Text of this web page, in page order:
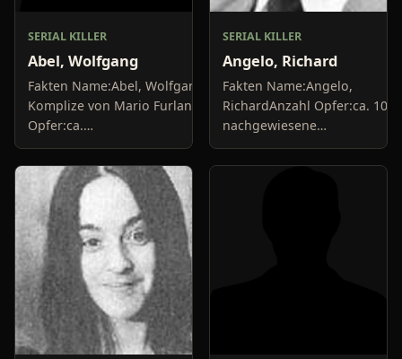
SERIAL KILLER
Abel, Wolfgang
Fakten Name:Abel, Wolfgang;
Komplize von Mario FurlanAnzahl
Opfer:ca.
10+Delikte/Tötungsarten:Mord,
BrandstiftungFestnahme:1984Urteil:30
Jahre Haft,...
SERIAL KILLER
Angelo, Richard
Fakten Name:Angelo,
RichardAnzahl Opfer:ca. 10
nachgewiesene
MordeDelikte/
war Krankenpfleger, der